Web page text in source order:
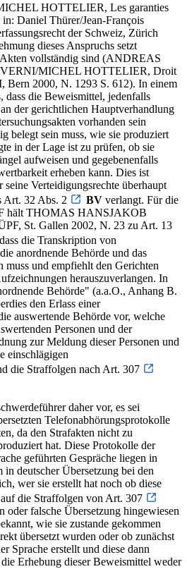
HOTTELIER, Les garanties
Daniel Thürer/Jean-François
der Schweiz, Zürich
dieses Anspruchs setzt
vollständig sind (ANDREAS
MICHEL HOTTELIER, Droit
Bern 2000, N. 1293 S. 612). In einem
dass die Beweismittel, jedenfalls
der gerichtlichen Hauptverhandlung
vorhanden sein
belegt sein muss, wie sie produziert
in der Lage ist zu prüfen, ob sie
aufweisen und gegebenenfalls
erheben kann. Dies ist
seine Verteidigungsrechte überhaupt
Art. 32 Abs. 2
BV verlangt. Für die
hält THOMAS HANSJAKOB
St. Gallen 2002, N. 23 zu Art. 13
die Transkription von
anordnende Behörde und das
muss und empfiehlt den Gerichten
herauszuverlangen. In
Behörde" (a.a.O., Anhang B.
den Erlass einer
auswertende Behörde vor, welche
Personen und der
zur Meldung dieser Personen und
einschlägigen
die Straffolgen nach Art. 307
daher vor, es sei
Telefonabhörungsprotokolle
da den Strafakten nicht zu
hat. Diese Protokolle der
geführten Gespräche liegen in
deutscher Übersetzung bei den
wer sie erstellt hat noch ob diese
die Straffolgen von Art. 307
oder falsche Übersetzung hingewiesen
wie sie zustande gekommen
übersetzt wurden oder ob zunächst
Sprache erstellt und diese dann
Erhebung dieser Beweismittel weder